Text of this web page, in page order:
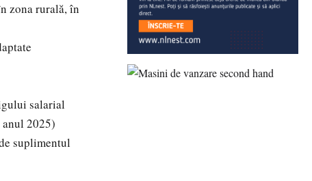
zona rurală, în
salarial
2025)
suplimentul